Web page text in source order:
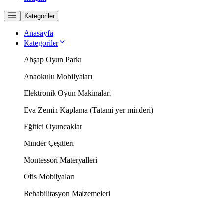
Kategoriler
Anasayfa
Kategoriler
Ahşap Oyun Parkı
Anaokulu Mobilyaları
Elektronik Oyun Makinaları
Eva Zemin Kaplama (Tatami yer minderi)
Eğitici Oyuncaklar
Minder Çeşitleri
Montessori Materyalleri
Ofis Mobilyaları
Rehabilitasyon Malzemeleri